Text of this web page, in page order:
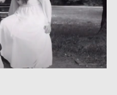
Württemberg